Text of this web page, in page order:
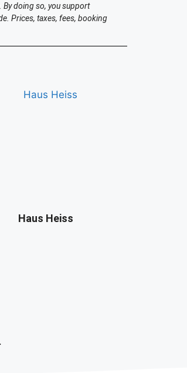
doing so, you support
Prices, taxes, fees, booking
Haus Heiss